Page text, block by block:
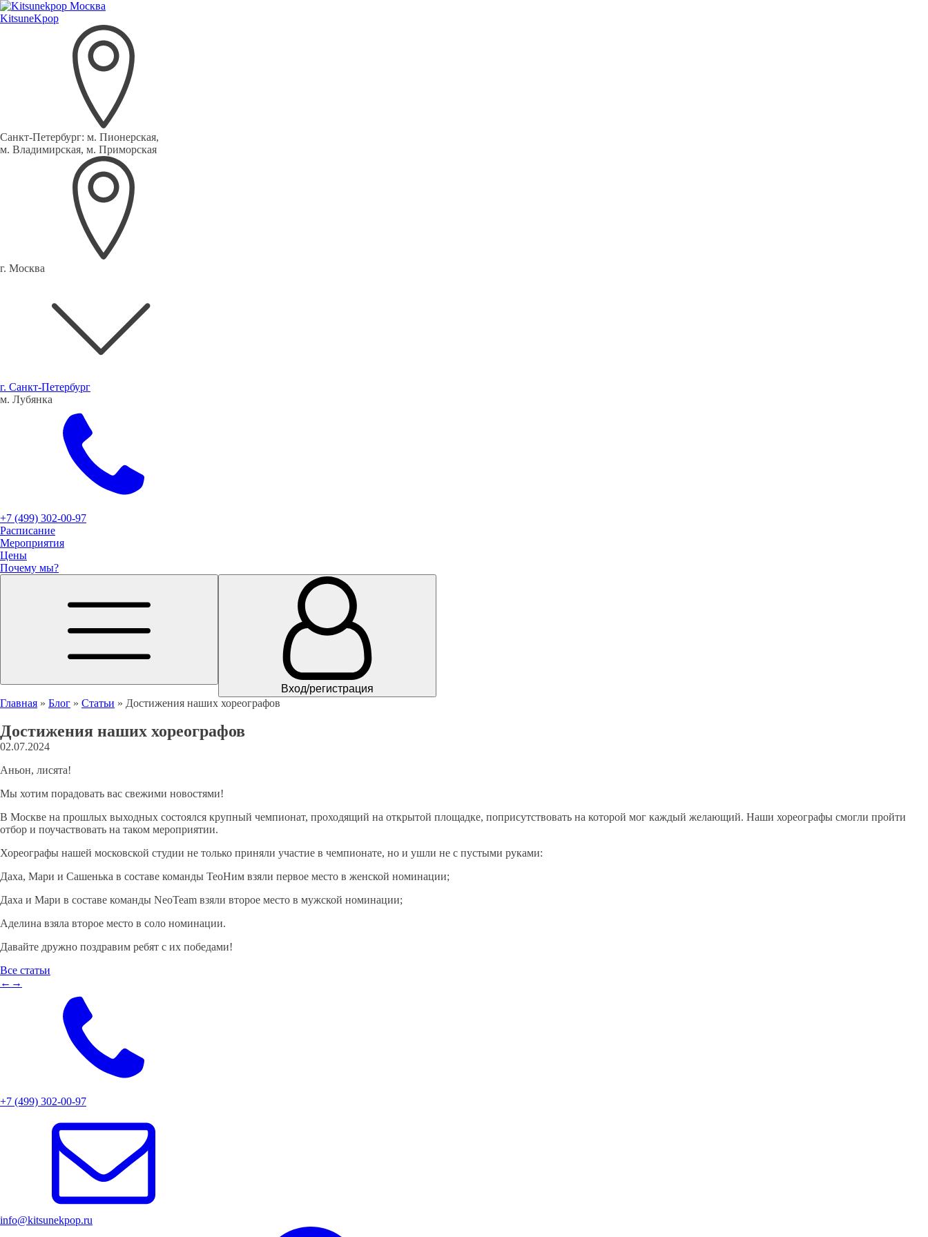
KitsuneKpop
Санкт-Петербург: м. Пионерская,
м. Владимирская, м. Приморская
г. Москва
г. Санкт-Петербург
м. Лубянка
+7 (499) 302-00-97
Расписание
Мероприятия
Цены
Почему мы?
Вход/регистрация
Главная » Блог » Статьи » Достижения наших хореографов
Достижения наших хореографов
02.07.2024
Аньон, лисята!
Мы хотим порадовать вас свежими новостями!
В Москве на прошлых выходных состоялся крупный чемпионат, проходящий на открытой площадке, поприсутствовать на которой мог каждый желающий. Наши хореографы смогли пройти
отбор и поучаствовать на таком мероприятии.
Хореографы нашей московской студии не только приняли участие в чемпионате, но и ушли не с пустыми руками:
Даха, Мари и Сашенька в составе команды ТеоНим взяли первое место в женской номинации;
Даха и Мари в составе команды NeoTeam взяли второе место в мужской номинации;
Аделина взяла второе место в соло номинации.
Давайте дружно поздравим ребят с их победами!
Все статьи
← →
+7 (499) 302-00-97
info@kitsunekpop.ru